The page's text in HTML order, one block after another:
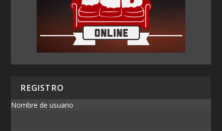
REGISTRO
Nombre de usuario